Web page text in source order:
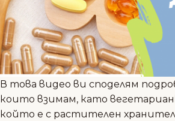
В това видео ви споделям
които взимам, като
който е с растителен